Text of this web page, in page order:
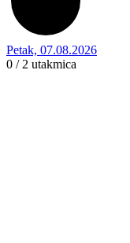
Petak, 07.08.2026
0 / 2 utakmica